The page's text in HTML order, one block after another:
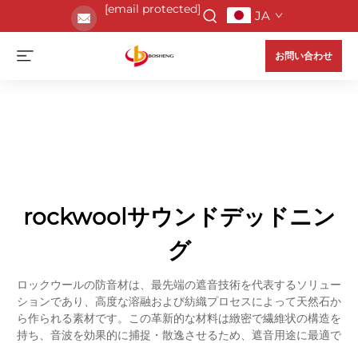
[email protected] JA
お問い合わせ
rockwoolサウンドデッドニン
グ
ロックウールの防音材は、最先端の遮音技術を代表するソリュー
ションであり、高度な溶融および紡織プロセスによって天然石か
ら作られる素材です。この革新的な材料は緻密で繊維状の構造を
持ち、音波を効果的に捕捉・散逸させるため、遮音用途に最適で